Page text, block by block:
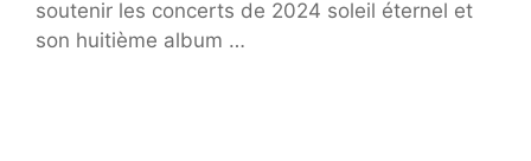
soutenir les concerts de 2024 soleil éternel et
son huitième album …